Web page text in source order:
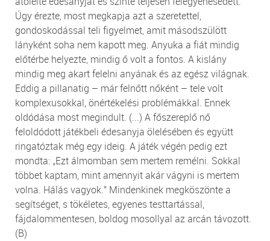
Úgy érezte, most megkapja azt a szeretettel,
gondoskodással teli figyelmet, amit másodszülött
lányként soha nem kapott meg. Anyuka a fiát mindig
előtérbe helyezte, mindig ő volt a fontos. A kislány
mindig meg akart felelni anyának és az egész világnak.
Eddig a pillanatig – már felnőtt nőként – tele volt
komplexusokkal, önértékelési problémákkal. Ennek
oldódása most megindult. (...) A főszereplő nő
feloldódott játékbeli édesanyja ölelésében és együtt
ringatóztak még egy ideig. A játék végén pedig ezt
mondta: „Ezt álmomban sem mertem remélni. Sokkal
többet kaptam, mint amennyit akár vágyni is mertem
volna. Hálás vagyok." Mindenkinek megköszönte a
segítséget, s tökéletes, egyenes testtartással,
fájdalommentesen, boldog mosollyal az arcán távozott.
(B)